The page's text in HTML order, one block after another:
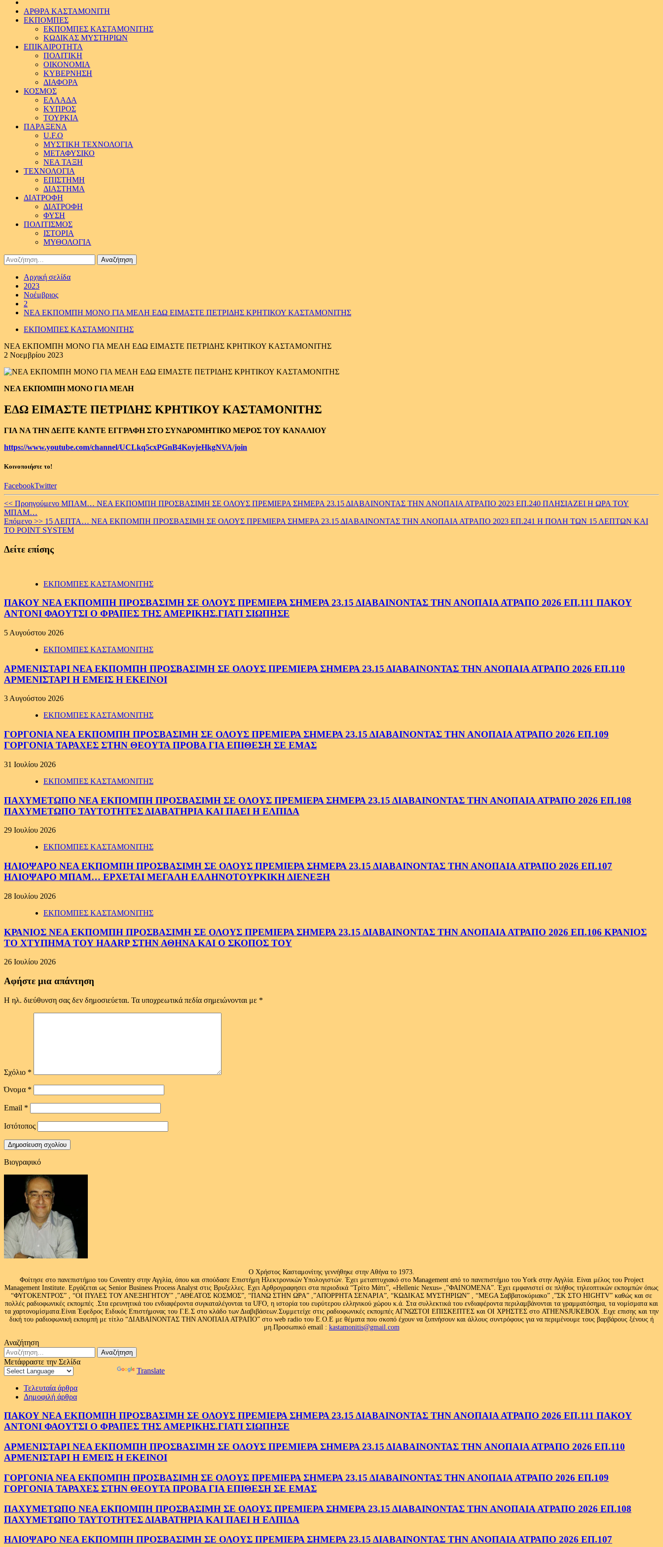
ΑΡΘΡΑ ΚΑΣΤΑΜΟΝΙΤΗ
ΕΚΠΟΜΠΕΣ
ΕΚΠΟΜΠΕΣ ΚΑΣΤΑΜΟΝΙΤΗΣ
ΚΩΔΙΚΑΣ ΜΥΣΤΗΡΙΩΝ
ΕΠΙΚΑΙΡΟΤΗΤΑ
ΠΟΛΙΤΙΚΗ
ΟΙΚΟΝΟΜΙΑ
ΚΥΒΕΡΝΗΣΗ
ΔΙΑΦΟΡΑ
ΚΟΣΜΟΣ
ΕΛΛΑΔΑ
ΚΥΠΡΟΣ
ΤΟΥΡΚΙΑ
ΠΑΡΑΞΕΝΑ
U.F.O
ΜΥΣΤΙΚΗ ΤΕΧΝΟΛΟΓΙΑ
ΜΕΤΑΦΥΣΙΚΟ
ΝΕΑ ΤΑΞΗ
ΤΕΧΝΟΛΟΓΙΑ
ΕΠΙΣΤΗΜΗ
ΔΙΑΣΤΗΜΑ
ΔΙΑΤΡΟΦΗ
ΔΙΑΤΡΟΦΗ
ΦΥΣΗ
ΠΟΛΙΤΙΣΜΟΣ
ΙΣΤΟΡΙΑ
ΜΥΘΟΛΟΓΙΑ
Αναζήτηση
για:
Αρχική σελίδα
2023
Νοέμβριος
2
ΝΕΑ ΕΚΠΟΜΠΗ ΜΟΝΟ ΓΙΑ ΜΕΛΗ ΕΔΩ ΕΙΜΑΣΤΕ ΠΕΤΡΙΔΗΣ ΚΡΗΤΙΚΟΥ ΚΑΣΤΑΜΟΝΙΤΗΣ
ΕΚΠΟΜΠΕΣ ΚΑΣΤΑΜΟΝΙΤΗΣ
ΝΕΑ ΕΚΠΟΜΠΗ ΜΟΝΟ ΓΙΑ ΜΕΛΗ ΕΔΩ ΕΙΜΑΣΤΕ ΠΕΤΡΙΔΗΣ ΚΡΗΤΙΚΟΥ ΚΑΣΤΑΜΟΝΙΤΗΣ
2 Νοεμβρίου 2023
ΝΕΑ ΕΚΠΟΜΠΗ ΜΟΝΟ ΓΙΑ ΜΕΛΗ
ΕΔΩ ΕΙΜΑΣΤΕ ΠΕΤΡΙΔΗΣ ΚΡΗΤΙΚΟΥ ΚΑΣΤΑΜΟΝΙΤΗΣ
ΓΙΑ ΝΑ ΤΗΝ ΔΕΙΤΕ ΚΑΝΤΕ ΕΓΓΡΑΦΗ ΣΤΟ ΣΥΝΔΡΟΜΗΤΙΚΟ ΜΕΡΟΣ ΤΟΥ ΚΑΝΑΛΙΟΥ
https://www.youtube.com/channel/UCLkq5cxPGnB4KoyjeHkgNVA/join
Κοινοποιήστε το!
FacebookTwitter
Continue
Reading
<< Προηγούμενο ΜΠΑΜ… ΝΕΑ ΕΚΠΟΜΠΗ ΠΡΟΣΒΑΣΙΜΗ ΣΕ ΟΛΟΥΣ ΠΡΕΜΙΕΡΑ ΣΗΜΕΡΑ 23.15 ΔΙΑΒΑΙΝΟΝΤΑΣ ΤΗΝ ΑΝΟΠΑΙΑ ΑΤΡΑΠΟ 2023 ΕΠ.240 ΠΛΗΣΙΑΖΕΙ Η ΩΡΑ ΤΟΥ
ΜΠΑΜ…
Επόμενο >> 15 ΛΕΠΤΑ… ΝΕΑ ΕΚΠΟΜΠΗ ΠΡΟΣΒΑΣΙΜΗ ΣΕ ΟΛΟΥΣ ΠΡΕΜΙΕΡΑ ΣΗΜΕΡΑ 23.15 ΔΙΑΒΑΙΝΟΝΤΑΣ ΤΗΝ ΑΝΟΠΑΙΑ ΑΤΡΑΠΟ 2023 ΕΠ.241 Η ΠΟΛΗ ΤΩΝ 15 ΛΕΠΤΩΝ ΚΑΙ
ΤΟ POINT SYSTEM
Δείτε επίσης
ΕΚΠΟΜΠΕΣ ΚΑΣΤΑΜΟΝΙΤΗΣ
ΠΑΚΟΥ ΝΕΑ ΕΚΠΟΜΠΗ ΠΡΟΣΒΑΣΙΜΗ ΣΕ ΟΛΟΥΣ ΠΡΕΜΙΕΡΑ ΣΗΜΕΡΑ 23.15 ΔΙΑΒΑΙΝΟΝΤΑΣ ΤΗΝ ΑΝΟΠΑΙΑ ΑΤΡΑΠΟ 2026 ΕΠ.111 ΠΑΚΟΥ
ΑΝΤΟΝΙ ΦΑΟΥΤΣΙ Ο ΦΡΑΠΕΣ ΤΗΣ ΑΜΕΡΙΚΗΣ.ΓΙΑΤΙ ΣΙΩΠΗΣΕ
5 Αυγούστου 2026
ΕΚΠΟΜΠΕΣ ΚΑΣΤΑΜΟΝΙΤΗΣ
ΑΡΜΕΝΙΣΤΑΡΙ ΝΕΑ ΕΚΠΟΜΠΗ ΠΡΟΣΒΑΣΙΜΗ ΣΕ ΟΛΟΥΣ ΠΡΕΜΙΕΡΑ ΣΗΜΕΡΑ 23.15 ΔΙΑΒΑΙΝΟΝΤΑΣ ΤΗΝ ΑΝΟΠΑΙΑ ΑΤΡΑΠΟ 2026 ΕΠ.110
ΑΡΜΕΝΙΣΤΑΡΙ Η ΕΜΕΙΣ Η ΕΚΕΙΝΟΙ
3 Αυγούστου 2026
ΕΚΠΟΜΠΕΣ ΚΑΣΤΑΜΟΝΙΤΗΣ
ΓΟΡΓΟΝΙΑ ΝΕΑ ΕΚΠΟΜΠΗ ΠΡΟΣΒΑΣΙΜΗ ΣΕ ΟΛΟΥΣ ΠΡΕΜΙΕΡΑ ΣΗΜΕΡΑ 23.15 ΔΙΑΒΑΙΝΟΝΤΑΣ ΤΗΝ ΑΝΟΠΑΙΑ ΑΤΡΑΠΟ 2026 ΕΠ.109
ΓΟΡΓΟΝΙΑ ΤΑΡΑΧΕΣ ΣΤΗΝ ΘΕΟΥΤΑ ΠΡΟΒΑ ΓΙΑ ΕΠΙΘΕΣΗ ΣΕ ΕΜΑΣ
31 Ιουλίου 2026
ΕΚΠΟΜΠΕΣ ΚΑΣΤΑΜΟΝΙΤΗΣ
ΠΑΧΥΜΕΤΩΠΟ ΝΕΑ ΕΚΠΟΜΠΗ ΠΡΟΣΒΑΣΙΜΗ ΣΕ ΟΛΟΥΣ ΠΡΕΜΙΕΡΑ ΣΗΜΕΡΑ 23.15 ΔΙΑΒΑΙΝΟΝΤΑΣ ΤΗΝ ΑΝΟΠΑΙΑ ΑΤΡΑΠΟ 2026 ΕΠ.108
ΠΑΧΥΜΕΤΩΠΟ ΤΑΥΤΟΤΗΤΕΣ ΔΙΑΒΑΤΗΡΙΑ ΚΑΙ ΠΑΕΙ Η ΕΛΠΙΔΑ
29 Ιουλίου 2026
ΕΚΠΟΜΠΕΣ ΚΑΣΤΑΜΟΝΙΤΗΣ
ΗΛΙΟΨΑΡΟ ΝΕΑ ΕΚΠΟΜΠΗ ΠΡΟΣΒΑΣΙΜΗ ΣΕ ΟΛΟΥΣ ΠΡΕΜΙΕΡΑ ΣΗΜΕΡΑ 23.15 ΔΙΑΒΑΙΝΟΝΤΑΣ ΤΗΝ ΑΝΟΠΑΙΑ ΑΤΡΑΠΟ 2026 ΕΠ.107
ΗΛΙΟΨΑΡΟ ΜΠΑΜ… ΕΡΧΕΤΑΙ ΜΕΓΑΛΗ ΕΛΛΗΝΟΤΟΥΡΚΙΚΗ ΔΙΕΝΕΞΗ
28 Ιουλίου 2026
ΕΚΠΟΜΠΕΣ ΚΑΣΤΑΜΟΝΙΤΗΣ
ΚΡΑΝΙΟΣ ΝΕΑ ΕΚΠΟΜΠΗ ΠΡΟΣΒΑΣΙΜΗ ΣΕ ΟΛΟΥΣ ΠΡΕΜΙΕΡΑ ΣΗΜΕΡΑ 23.15 ΔΙΑΒΑΙΝΟΝΤΑΣ ΤΗΝ ΑΝΟΠΑΙΑ ΑΤΡΑΠΟ 2026 ΕΠ.106 ΚΡΑΝΙΟΣ
ΤΟ ΧΤΥΠΗΜΑ ΤΟΥ HAARP ΣΤΗΝ ΑΘΗΝΑ ΚΑΙ Ο ΣΚΟΠΟΣ ΤΟΥ
26 Ιουλίου 2026
Αφήστε μια απάντηση
Η ηλ. διεύθυνση σας δεν δημοσιεύεται. Τα υποχρεωτικά πεδία σημειώνονται με *
Σχόλιο *
Όνομα *
Email *
Ιστότοπος
Βιογραφικό
Ο Χρήστος Κασταμονίτης γεννήθηκε στην Αθήνα το 1973.
Φοίτησε στο πανεπιστήμιο του Coventry στην Αγγλία, όπου και σπούδασε Επιστήμη Ηλεκτρονικών Υπολογιστών. Έχει μεταπτυχιακό στο Management από το πανεπιστήμιο του Υork στην Αγγλία. Είναι μέλος του Project
Management Institute. Εργάζεται ως Senior Business Process Analyst στις Βρυξελλες. Εχει Αρθρογραφησει στα περιοδικά “Τρίτο Μάτι”, «Hellenic Nexus» ,”ΦΑΙΝΟΜΕΝΑ”. Έχει εμφανιστεί σε πλήθος τηλεοπτικών εκπομπών όπως
“ΦΥΓΟΚΕΝΤΡΟΣ” , “ΟΙ ΠΥΛΕΣ ΤΟΥ ΑΝΕΞΗΓΗΤΟΥ” ,”ΑΘΕΑΤΟΣ ΚΟΣΜΟΣ”, “ΠΑΝΩ ΣΤΗΝ ΩΡΑ” ,”ΑΠΟΡΡΗΤΑ ΣΕΝΑΡΙΑ”, “ΚΩΔΙΚΑΣ ΜΥΣΤΗΡΙΩΝ” , “MEGA Σαββατοκύριακο” ,”ΣΚ ΣΤΟ HIGHTV” καθώς και σε
πολλές ραδιοφωνικές εκπομπές .Στα ερευνητικά του ενδιαφέροντα συγκαταλέγονται τα UFO, η ιστορία του ευρύτερου ελληνικού χώρου κ.ά. Στα συλλεκτικά του ενδιαφέροντα περιλαμβάνονται τα γραμματόσημα, τα νομίσματα και
τα χαρτονομίσματα.Είναι Έφεδρος Ειδικός Επιστήμονας του Γ.Ε.Σ στο κλάδο των Διαβιβάσεων.Συμμετείχε στις ραδιοφωνικές εκπομπές ΑΓΝΩΣΤΟΙ ΕΠΙΣΚΕΠΤΕΣ και ΟΙ ΧΡΗΣΤΕΣ στο ATHENSJUKEBOX .Ειχε επισης και την
δική του ραδιοφωνική εκπομπή με τίτλο “ΔΙΑΒΑΙΝΟΝΤΑΣ ΤΗΝ ΑΝΟΠΑΙΑ ΑΤΡΑΠΟ” στο web radio του Ε.Ο.Ε με θέματα που σκοπό έχουν να ξυπνήσουν και άλλους συντρόφους για να περιμένουμε τους βαρβάρους ξένους ή
μη.Προσωπικό email : kastamonitis@gmail.com
Αναζήτηση
Αναζήτηση
για:
Μετάφραστε την Σελίδα
Translate
Τελευταία άρθρα
Δημοφιλή άρθρα
ΠΑΚΟΥ ΝΕΑ ΕΚΠΟΜΠΗ ΠΡΟΣΒΑΣΙΜΗ ΣΕ ΟΛΟΥΣ ΠΡΕΜΙΕΡΑ ΣΗΜΕΡΑ 23.15 ΔΙΑΒΑΙΝΟΝΤΑΣ ΤΗΝ ΑΝΟΠΑΙΑ ΑΤΡΑΠΟ 2026 ΕΠ.111 ΠΑΚΟΥ
ΑΝΤΟΝΙ ΦΑΟΥΤΣΙ Ο ΦΡΑΠΕΣ ΤΗΣ ΑΜΕΡΙΚΗΣ.ΓΙΑΤΙ ΣΙΩΠΗΣΕ
ΑΡΜΕΝΙΣΤΑΡΙ ΝΕΑ ΕΚΠΟΜΠΗ ΠΡΟΣΒΑΣΙΜΗ ΣΕ ΟΛΟΥΣ ΠΡΕΜΙΕΡΑ ΣΗΜΕΡΑ 23.15 ΔΙΑΒΑΙΝΟΝΤΑΣ ΤΗΝ ΑΝΟΠΑΙΑ ΑΤΡΑΠΟ 2026 ΕΠ.110
ΑΡΜΕΝΙΣΤΑΡΙ Η ΕΜΕΙΣ Η ΕΚΕΙΝΟΙ
ΓΟΡΓΟΝΙΑ ΝΕΑ ΕΚΠΟΜΠΗ ΠΡΟΣΒΑΣΙΜΗ ΣΕ ΟΛΟΥΣ ΠΡΕΜΙΕΡΑ ΣΗΜΕΡΑ 23.15 ΔΙΑΒΑΙΝΟΝΤΑΣ ΤΗΝ ΑΝΟΠΑΙΑ ΑΤΡΑΠΟ 2026 ΕΠ.109
ΓΟΡΓΟΝΙΑ ΤΑΡΑΧΕΣ ΣΤΗΝ ΘΕΟΥΤΑ ΠΡΟΒΑ ΓΙΑ ΕΠΙΘΕΣΗ ΣΕ ΕΜΑΣ
ΠΑΧΥΜΕΤΩΠΟ ΝΕΑ ΕΚΠΟΜΠΗ ΠΡΟΣΒΑΣΙΜΗ ΣΕ ΟΛΟΥΣ ΠΡΕΜΙΕΡΑ ΣΗΜΕΡΑ 23.15 ΔΙΑΒΑΙΝΟΝΤΑΣ ΤΗΝ ΑΝΟΠΑΙΑ ΑΤΡΑΠΟ 2026 ΕΠ.108
ΠΑΧΥΜΕΤΩΠΟ ΤΑΥΤΟΤΗΤΕΣ ΔΙΑΒΑΤΗΡΙΑ ΚΑΙ ΠΑΕΙ Η ΕΛΠΙΔΑ
ΗΛΙΟΨΑΡΟ ΝΕΑ ΕΚΠΟΜΠΗ ΠΡΟΣΒΑΣΙΜΗ ΣΕ ΟΛΟΥΣ ΠΡΕΜΙΕΡΑ ΣΗΜΕΡΑ 23.15 ΔΙΑΒΑΙΝΟΝΤΑΣ ΤΗΝ ΑΝΟΠΑΙΑ ΑΤΡΑΠΟ 2026 ΕΠ.107